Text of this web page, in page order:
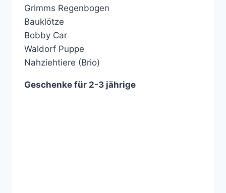
Grimms Regenbogen
Bauklötze
Bobby Car
Waldorf Puppe
Nahziehtiere (Brio)
Geschenke für 2-3 jährige